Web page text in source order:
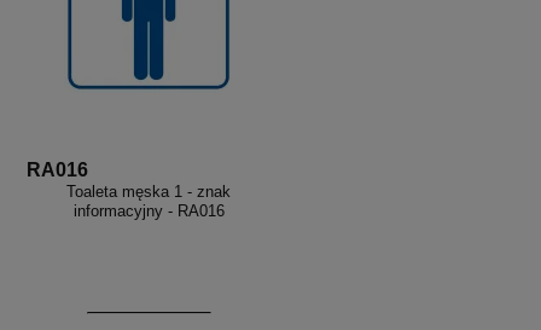
RA016
Toaleta męska 1 - znak
informacyjny - RA016